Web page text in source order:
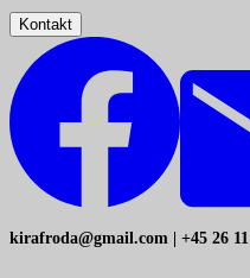
Kontakt
kirafroda@gmail.com | +45 26